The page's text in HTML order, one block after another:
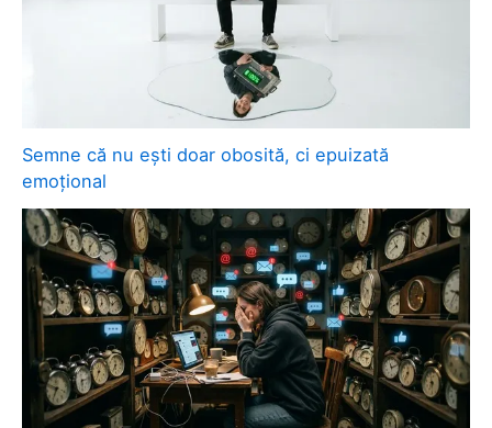
Semne că nu ești doar obosită, ci epuizată
emoțional